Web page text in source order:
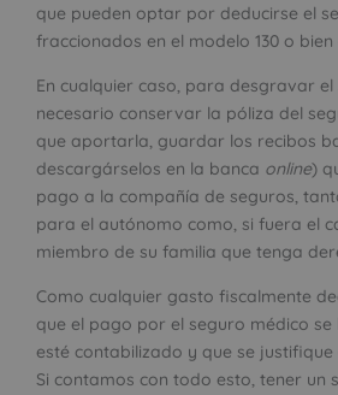
que pueden optar por deducirse el
fraccionados en el modelo 130 o bien
En cualquier caso, para desgravar
necesario conservar la póliza del
que aportarla, guardar los recibos
descargárselos en la banca online)
pago a la compañía de seguros,
para el autónomo como, si fuera el
miembro de su familia que tenga
Como cualquier gasto fiscalmente
que el pago por el seguro médico
esté contabilizado y que se
Si contamos con todo esto, tener un